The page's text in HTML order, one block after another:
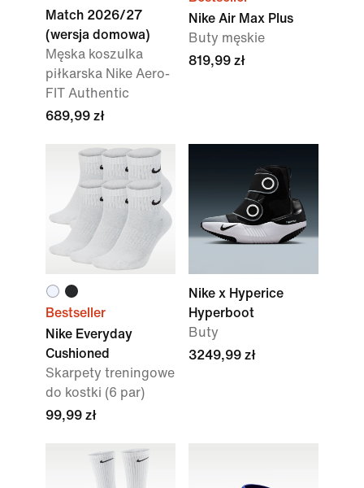
Match 2026/27
(wersja domowa)
Męska koszulka
piłkarska Nike Aero-
FIT Authentic
689,99 zł
Nike Air Max Plus
Buty męskie
819,99 zł
Bestseller
Nike Everyday
Cushioned
Skarpety treningowe
do kostki (6 par)
99,99 zł
Nike x Hyperice
Hyperboot
Buty
3249,99 zł